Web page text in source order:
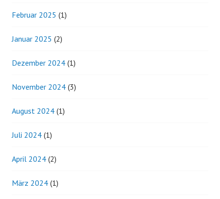
Februar 2025 (1)
Januar 2025 (2)
Dezember 2024 (1)
November 2024 (3)
August 2024 (1)
Juli 2024 (1)
April 2024 (2)
März 2024 (1)